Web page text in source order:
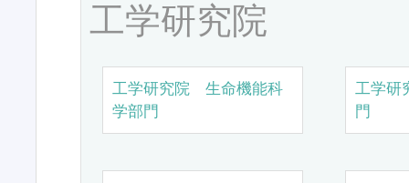
工学研究院
工学研究院 生命機能科
学部門
工学研
門